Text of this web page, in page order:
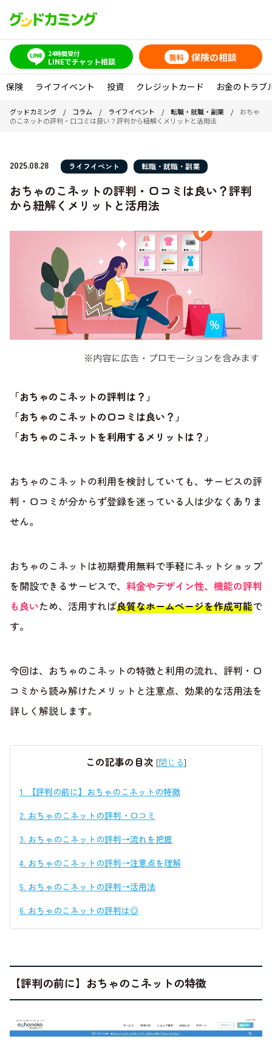
24時間受付
LINEでチャット相談 無料 保険の相談
保険 ライフイベント 投資 クレジットカード お金のトラブ
グッドカミング / コラム / ライフイベント / 転職・就職・副業 / おちゃ
のこネットの評判・口コミは良い？評判から紐解くメリットと活用法
2025.08.28 ライフイベント 転職・就職・副業
おちゃのこネットの評判・口コミは良い？評判
から紐解くメリットと活用法
「おちゃのこネットの評判は？」
「おちゃのこネットの口コミは良い？」
「おちゃのこネットを利用するメリットは？」
おちゃのこネットの利用を検討していても、サービスの評
判・口コミが分からず登録を迷っている人は少なくありま
せん。
おちゃのこネットは初期費用無料で手軽にネットショップ
を開設できるサービスで、 料金やデザイン性、機能の評判
も良いため、活用すれば良質なホームページを作成可能で
す。
今回は、おちゃのこネットの特徴と利用の流れ、評判・口
コミから読み解けたメリットと注意点、効果的な活用法を
詳しく解説します。
この記事の目次 [閉じる]
1. 【評判の前に】おちゃのこネットの特徴
2. おちゃのこネットの評判・口コミ
3. おちゃのこネットの評判→流れを把握
4. おちゃのこネットの評判→注意点を理解
5. おちゃのこネットの評判→活用法
6. おちゃのこネットの評判は◎
【評判の前に】おちゃのこネットの特徴